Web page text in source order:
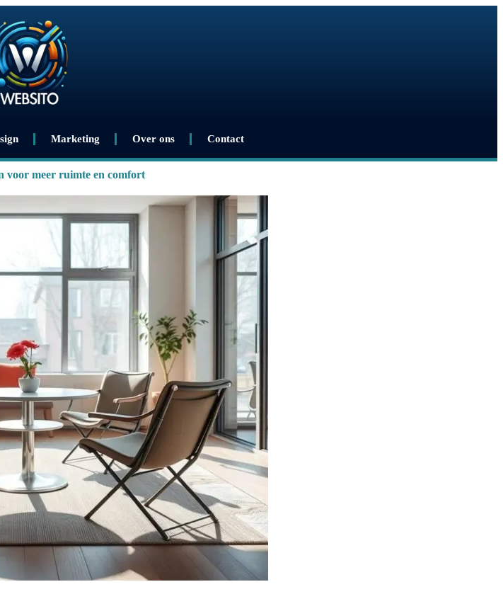
Marketing Over ons Contact
voor meer ruimte en comfort